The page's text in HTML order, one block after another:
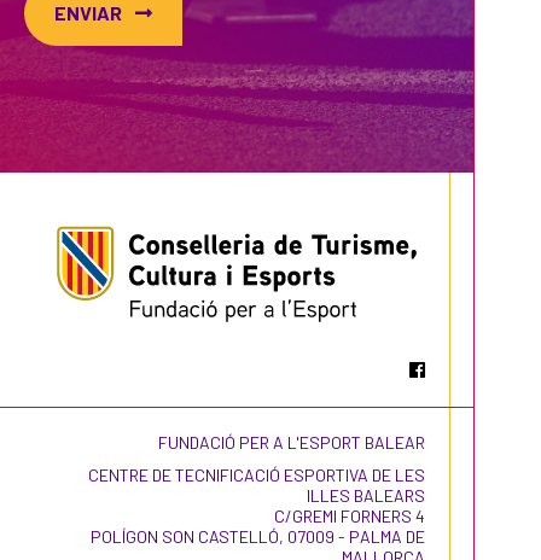
ENVIAR
FUNDACIÓ PER A L'ESPORT BALEAR
CENTRE DE TECNIFICACIÓ ESPORTIVA DE LES
ILLES BALEARS
C/GREMI FORNERS 4
POLÍGON SON CASTELLÓ, 07009 - PALMA DE